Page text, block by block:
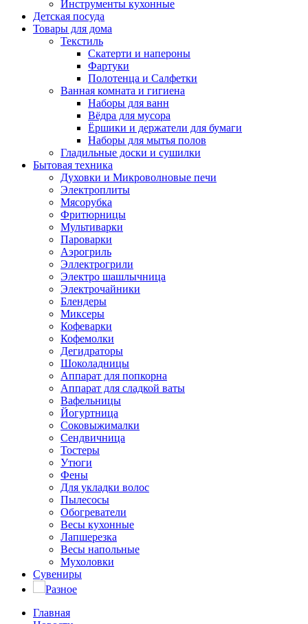
Инструменты кухонные
Детская посуда
Товары для дома
Текстиль
Скатерти и напероны
Фартуки
Полотенца и Салфетки
Ванная комната и гигиена
Наборы для ванн
Вёдра для мусора
Ёршики и держатели для бумаги
Наборы для мытья полов
Гладильные доски и сушилки
Бытовая техника
Духовки и Микроволновые печи
Электроплиты
Мясорубка
Фритюрницы
Мультиварки
Пароварки
Аэрогриль
Эллектрогрили
Электро шашлычница
Электрочайники
Блендеры
Миксеры
Кофеварки
Кофемолки
Дегидраторы
Шоколадницы
Аппарат для попкорна
Аппарат для сладкой ваты
Вафельницы
Йогуртница
Соковыжималки
Сендвичница
Тостеры
Утюги
Фены
Для укладки волос
Пылесосы
Обогреватели
Весы кухонные
Лапшерезка
Весы напольные
Мухоловки
Сувениры
Разное
Главная